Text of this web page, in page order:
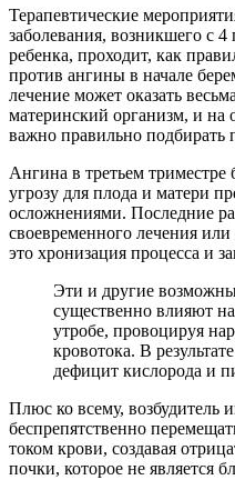
Терапевтические
заболевания, возникшего с
ребенка, проходит, как
против ангины в начале
лечение может оказать
материнский организм, и на
важно правильно подбирать
Ангина в третьем триместре
угрозу для плода и матери
осложнениями. Последние
своевременного лечения
это хронизация процесса и
Эти и другие
существенно влияют
утробе, провоцируя
кровотока. В
дефицит кислорода и
Плюс ко всему, возбудитель
беспрепятственно
током крови, создавая
почки, которое не является